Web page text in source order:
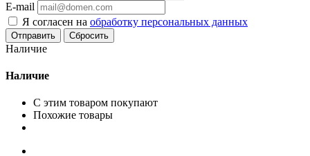
E-mail
Я согласен на обработку персональных данных
Сбросить
Наличие
Наличие
С этим товаром покупают
Похожие товары